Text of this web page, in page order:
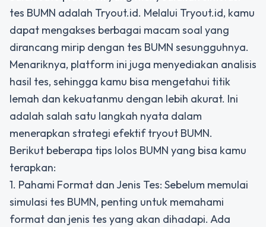
tes BUMN adalah Tryout.id. Melalui Tryout.id, kamu
dapat mengakses berbagai macam soal yang
dirancang mirip dengan tes BUMN sesungguhnya.
Menariknya, platform ini juga menyediakan analisis
hasil tes, sehingga kamu bisa mengetahui titik
lemah dan kekuatanmu dengan lebih akurat. Ini
adalah salah satu langkah nyata dalam
menerapkan strategi efektif tryout BUMN.
Berikut beberapa tips lolos BUMN yang bisa kamu
terapkan:
1. Pahami Format dan Jenis Tes: Sebelum memulai
simulasi tes BUMN, penting untuk memahami
format dan jenis tes yang akan dihadapi. Ada